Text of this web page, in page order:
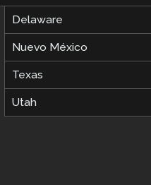
Delaware
Nuevo México
Texas
Utah